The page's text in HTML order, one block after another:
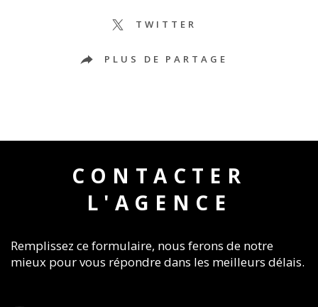
TWITTER
PLUS DE PARTAGE
CONTACTER
L'AGENCE
Remplissez ce formulaire, nous ferons de notre
mieux pour vous répondre dans les meilleurs délais.